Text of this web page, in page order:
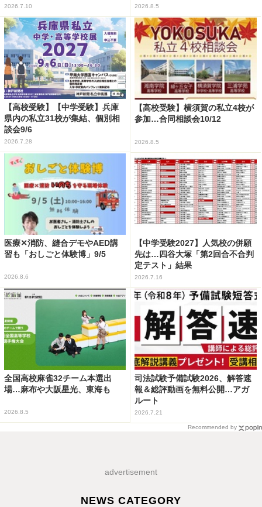
2026.7.10 2026.8.5
【高校受験】【中学受験】兵庫
県内の私立31校が集結、個別相
談会9/6
2026.7.28
【高校受験】横須賀の私立4校が
参加…合同相談会10/12
2026.8.5
医療✕消防、縫合デモやAED講
習も「おしごと体験博」9/5
2026.8.6
【中学受験2027】人気校の併願
先は…四谷大塚「第2回合不合判
定テスト」結果
2026.7.16
全国高校麻雀32チーム本選出
場…麻布や大阪星光、東海も
2026.8.5
司法試験予備試験2026、解答速
報＆総評動画を無料公開…アガ
ルート
2026.7.21
Recommended by
advertisement
NEWS CATEGORY